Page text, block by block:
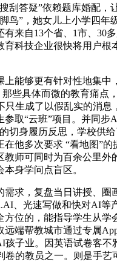
刮答疑”依赖题库婚配，
鸟”，她女儿上小学四年
有来自13个省、1市、30
育科技企业很快将用户根
能够更有针对性地集中
些具体而微的教育痛点
只生成了以假乱实的消息
参取“云班”项目。并同步
切身履历反思，学校供
在他多次要求 “看地图”的
教师可同时为百余公里外
身学问点盲区。
求，复盘当日讲授、圈
、光速写做和快对AI等
方位的，能指导学生从学
远端帮教城市通过专属
孩子业。因英语试卷客不
卷的教员之一。则是手艺